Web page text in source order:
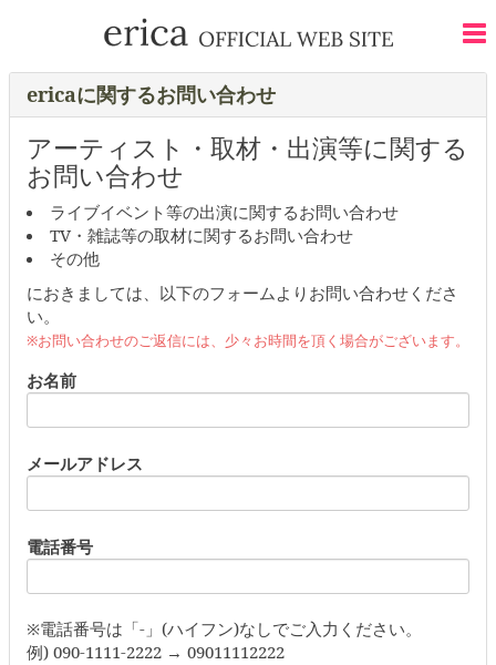
ericaに関するお問い合わせ
アーティスト・取材・出演等に関する
お問い合わせ
ライブイベント等の出演に関するお問い合わせ
TV・雑誌等の取材に関するお問い合わせ
その他
におきましては、以下のフォームよりお問い合わせくださ
い。
※お問い合わせのご返信には、少々お時間を頂く場合がございます。
お名前
メールアドレス
電話番号
※電話番号は「-」(ハイフン)なしでご入力ください。
例) 090-1111-2222 → 09011112222